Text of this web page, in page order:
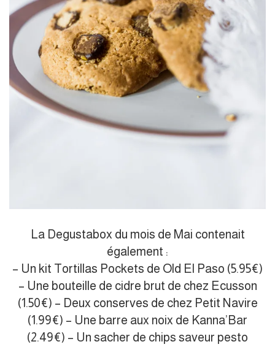
La Degustabox du mois de Mai contenait
également :
– Un kit Tortillas Pockets de Old El Paso (5.95€)
– Une bouteille de cidre brut de chez Ecusson
(1.50€) – Deux conserves de chez Petit Navire
(1.99€) – Une barre aux noix de Kanna’Bar
(2.49€) – Un sacher de chips saveur pesto